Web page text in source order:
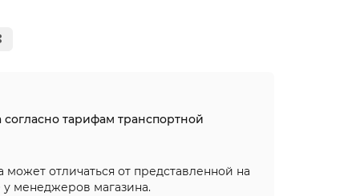
согласно тарифам транспортной
отличаться от представленной на
у менеджеров магазина.